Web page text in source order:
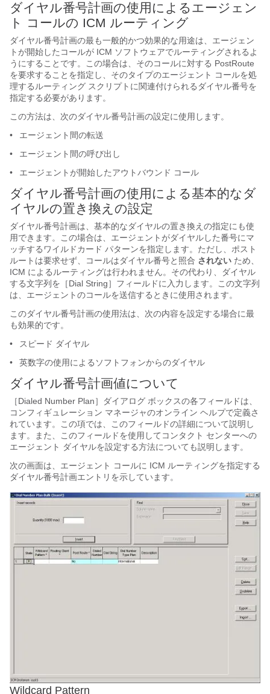
ダイヤル番号計画の使用によるエージェン
ト コールの ICM ルーティング
ダイヤル番号計画の最も一般的かつ効果的な用途は、エージェン
トが開始したコールが ICM ソフトウェアでルーティングされるよ
うにすることです。この場合は、そのコールに対する PostRoute
を要求することを指定し、そのタイプのエージェント コールを処
理するルーティング スクリプトに関連付けられるダイヤル番号を
指定する必要があります。
この方法は、次のダイヤル番号計画の設定に使用します。
•
エージェント間の転送
•
エージェント間の呼び出し
•
エージェントが開始したアウトバウンド コール
ダイヤル番号計画の使用による基本的なダ
イヤルの置き換えの設定
ダイヤル番号計画は、基本的なダイヤルの置き換えの指定にも使
用できます。この場合は、エージェントがダイヤルした番号にマ
ッチするワイルドカード パターンを指定します。ただし、ポスト
ルートは要求せず、コールはダイヤル番号と照合 されない ため、
ICM によるルーティングは行われません。その代わり、ダイヤル
する文字列を［Dial String］フィールドに入力します。この文字列
は、エージェントのコールを送信するときに使用されます。
このダイヤル番号計画の使用法は、次の内容を設定する場合に最
も効果的です。
•
スピード ダイヤル
•
英数字の使用によるソフトフォンからのダイヤル
ダイヤル番号計画値について
［Dialed Number Plan］ダイアログ ボックスの各フィールドは、
コンフィギュレーション マネージャのオンライン ヘルプで定義さ
れています。この項では、このフィールドの詳細について説明し
ます。また、このフィールドを使用してコンタクト センターへの
エージェント ダイヤルを設定する方法についても説明します。
次の画面は、エージェント コールに ICM ルーティングを指定する
ダイヤル番号計画エントリを示しています。
Wildcard Pattern